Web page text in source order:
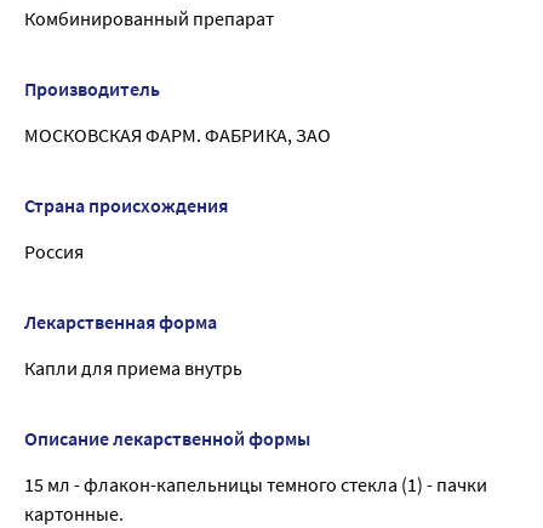
Комбинированный препарат
Производитель
МОСКОВСКАЯ ФАРМ. ФАБРИКА, ЗАО
Страна происхождения
Россия
Лекарственная форма
Капли для приема внутрь
Описание лекарственной формы
15 мл - флакон-капельницы темного стекла (1) - пачки
картонные.